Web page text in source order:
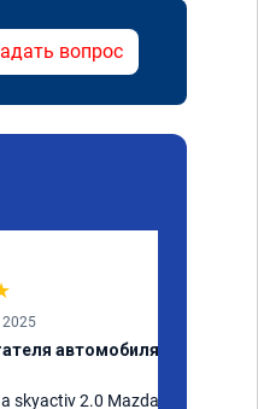
вопрос
2025
автомобиля за
skyactiv 2.0 Mazda 3